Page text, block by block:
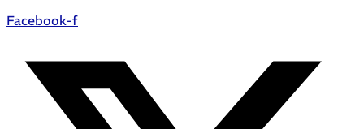
Facebook-f